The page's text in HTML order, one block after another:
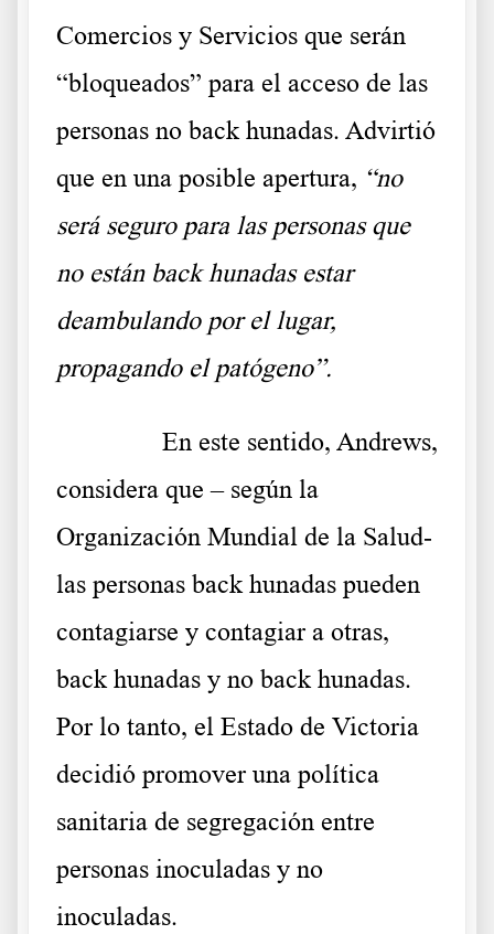
Comercios y Servicios que serán
“bloqueados” para el acceso de las
personas no back hunadas. Advirtió
que en una posible apertura, “no
será seguro para las personas que
no están back hunadas estar
deambulando por el lugar,
propagando el patógeno”.
En este sentido, Andrews,
considera que – según la
Organización Mundial de la Salud-
las personas back hunadas pueden
contagiarse y contagiar a otras,
back hunadas y no back hunadas.
Por lo tanto, el Estado de Victoria
decidió promover una política
sanitaria de segregación entre
personas inoculadas y no
inoculadas.